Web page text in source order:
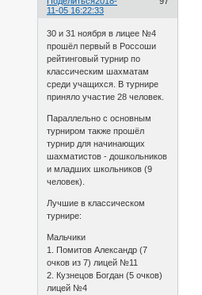
11-05 16:22:33
30 и 31 ноября в лицее №4
прошёл первый в Россоши
рейтинговый турнир по
классическим шахматам
среди учащихся. В турнире
приняло участие 28 человек.
Параллельно с основным
турниром также прошёл
турнир для начинающих
шахматистов - дошкольников
и младших школьников (9
человек).
Лучшие в классическом
турнире:
Мальчики
1. Помитов Александр (7
очков из 7) лицей №11
2. Кузнецов Богдан (5 очков)
лицей №4